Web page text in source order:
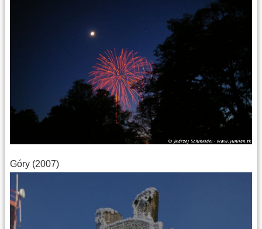
Góry (2007)